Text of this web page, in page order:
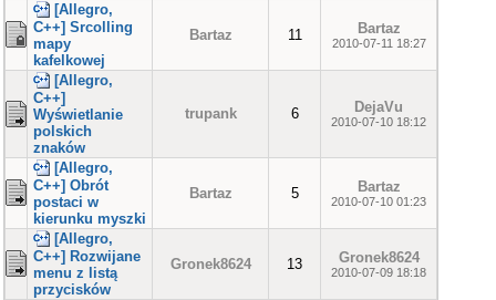
[Allegro,
C++] Srcolling
mapy
kafelkowej
Bartaz 11 Bartaz
2010-07-11 18:27
[Allegro,
C++]
Wyświetlanie
polskich
znaków
trupank 6 DejaVu
2010-07-10 18:12
[Allegro,
C++] Obrót
postaci w
kierunku myszki
Bartaz 5 Bartaz
2010-07-10 01:23
[Allegro,
C++] Rozwijane
menu z listą
przycisków
Gronek8624 13 Gronek8624
2010-07-09 18:18